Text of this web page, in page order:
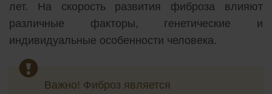
лет. На скорость развития фиброза влияют
различные факторы, генетические и
индивидуальные особенности человека.
Важно! Фиброз является